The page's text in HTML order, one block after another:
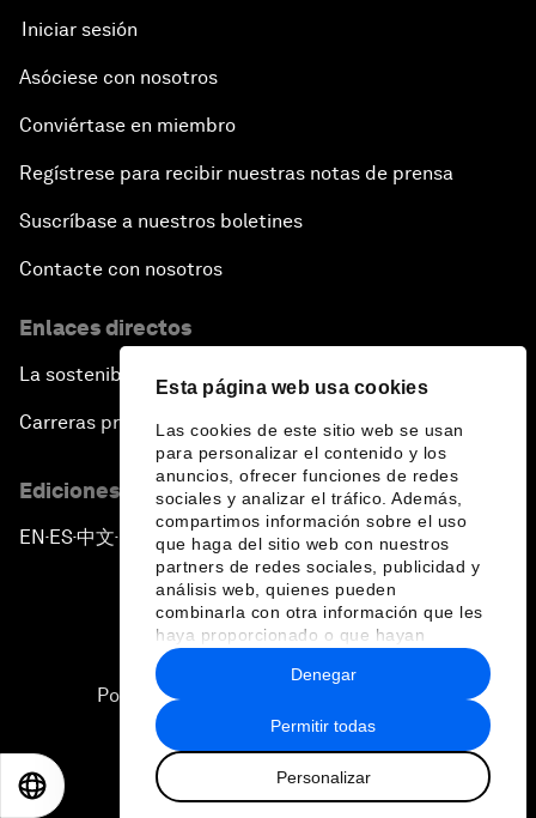
Esta página web usa cookies
Las cookies de este sitio web se usan
para personalizar el contenido y los
anuncios, ofrecer funciones de redes
sociales y analizar el tráfico. Además,
compartimos información sobre el uso
que haga del sitio web con nuestros
partners de redes sociales, publicidad y
análisis web, quienes pueden
combinarla con otra información que les
haya proporcionado o que hayan
recopilado a partir del uso que haya
hecho de sus servicios.
Permitir todas
Personalizar
Denegar
Iniciar sesión
Asóciese con nosotros
Conviértase en miembro
Regístrese para recibir nuestras notas de prensa
Suscríbase a nuestros boletines
Contacte con nosotros
Enlaces directos
La sostenibilidad en el Foro
Carreras profesionales
Ediciones en otros idiomas
EN ▪ES▪中文▪ 日本語
Política de privacidad y normas de uso
Sitemap
2026 Foro Económico Mundial